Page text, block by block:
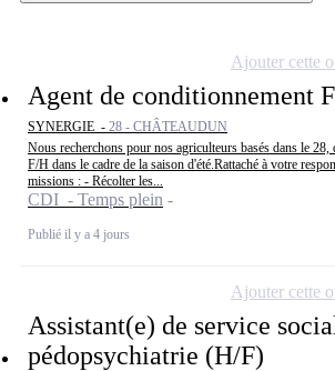
Agent de conditionnement
SYNERGIE - 28 - CHÂTEAUDUN
Nous recherchons pour nos agriculteurs basés dans le 28,
F/H dans le cadre de la saison d'été.Rattaché à votre
missions : - Récolter les...
CDI - Temps plein
Publié il y a 4 jours
Ajouter cette
Assistant(e) de service
pédopsychiatrie (H/F)
Ajouter cette